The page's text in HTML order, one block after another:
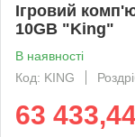
Ігровий
10GB "King"
В наявності
Код: KING
63